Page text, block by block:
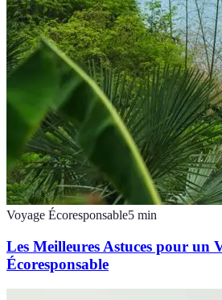
Voyage Écoresponsable5 min
Les Meilleures Astuces pour un
Écoresponsable